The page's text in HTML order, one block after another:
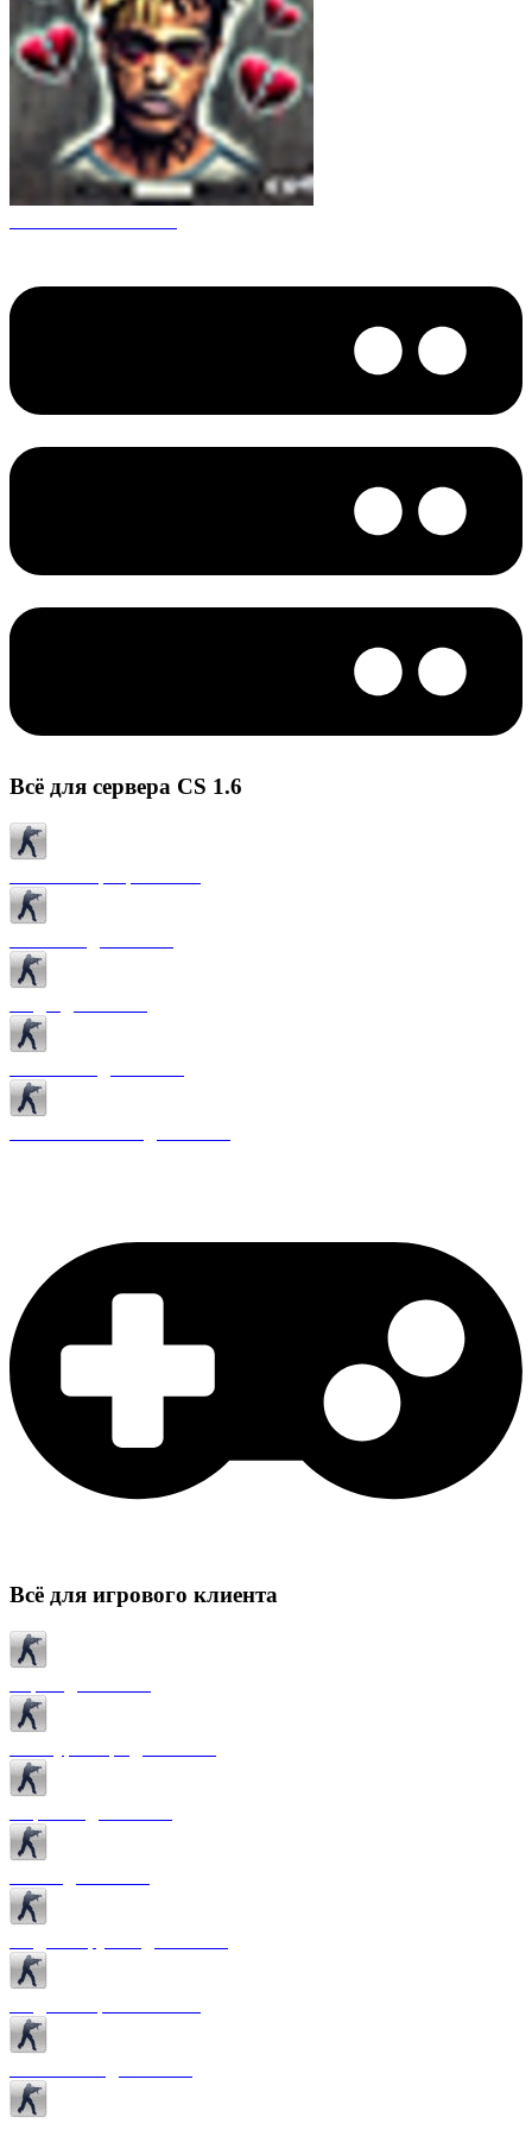
Всё для сервера CS 1.6
Всё для игрового клиента